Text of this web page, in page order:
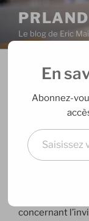
Aller
contenu
principal
PRLAND
Le blog de Eric
PUBLIÉ
09/11/2005
ses portes 13
avoir raté
concernant
En
Abonnez-
Saisissez votre adresse e-mail…